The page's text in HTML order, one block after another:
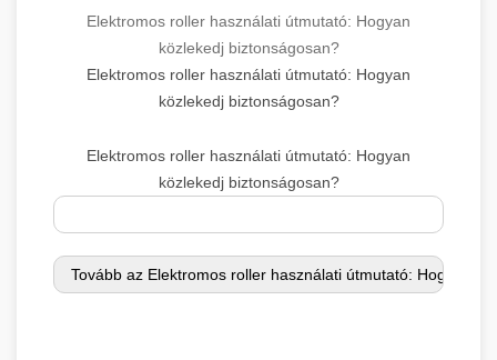
Elektromos roller használati útmutató: Hogyan
közlekedj biztonságosan?
Elektromos roller használati útmutató: Hogyan
közlekedj biztonságosan?
Elektromos roller használati útmutató: Hogyan
közlekedj biztonságosan?